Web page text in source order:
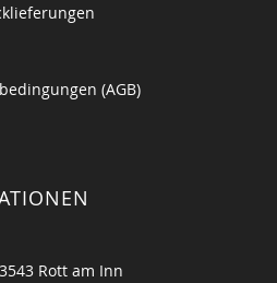
(AGB)
Rott am Inn